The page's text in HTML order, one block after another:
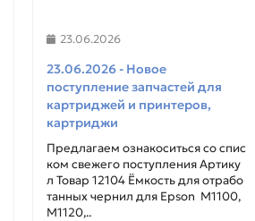
Чип (075) magenta для Canon i-
SENSYS LBP646Сdw/ LBP647Cdw,
MF664Cdw/ MF667Cdw
12126
В наличии ✓
23.06.2026
23.06.2026 - Новое
поступление запчастей для
картриджей и принтеров,
картриджи
Предлагаем ознакоситься со спис
ком свежего поступления Артику
л Товар 12104 Ёмкость для отрабо
танных чернил для Epson M1100,
M1120,..